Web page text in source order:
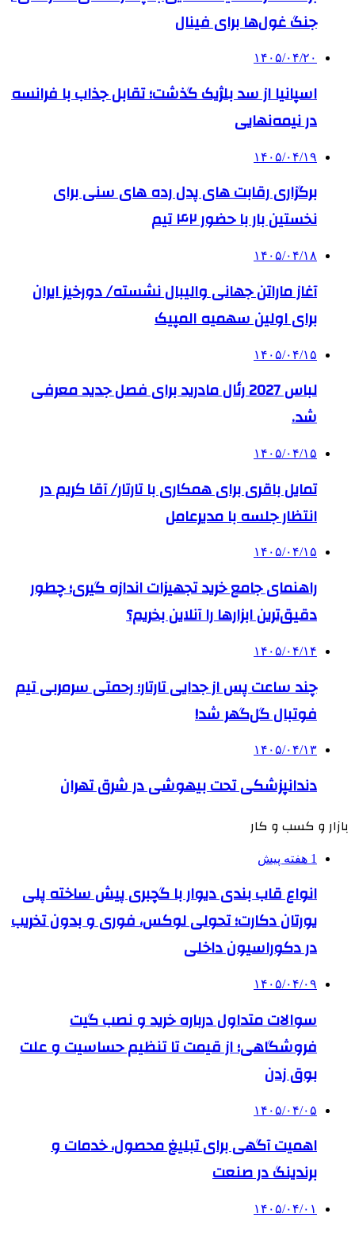
جنگ غول‌ها برای فینال
۱۴۰۵/۰۴/۲۰
اسپانیا از سد بلژیک گذشت؛ تقابل جذاب با فرانسه
در نیمه‌نهایی
۱۴۰۵/۰۴/۱۹
برگزاری رقابت های پدل رده های سنی برای
نخستین بار با حضور ۴۲ تیم
۱۴۰۵/۰۴/۱۸
آغاز ماراتن جهانی والیبال نشسته/ دورخیز ایران
برای اولین سهمیه المپیک
۱۴۰۵/۰۴/۱۵
لباس 2027 رئال مادرید برای فصل جدید معرفی
شد.
۱۴۰۵/۰۴/۱۵
تمایل باقری برای همکاری با تارتار/ آقا کریم در
انتظار جلسه با مدیرعامل
۱۴۰۵/۰۴/۱۵
راهنمای جامع خرید تجهیزات اندازه گیری؛ چطور
دقیق‌ترین ابزارها را آنلاین بخریم؟
۱۴۰۵/۰۴/۱۴
چند ساعت پس از جدایی تارتار؛ رحمتی سرمربی تیم
فوتبال گل‌گهر شد!
۱۴۰۵/۰۴/۱۳
دندانپزشکی تحت بیهوشی در شرق تهران
بازار و کسب و کار
1 هفته پیش
انواع قاب بندی دیوار با گچبری پیش ساخته پلی
یورتان دکارت؛ تحولی لوکس، فوری و بدون تخریب
در دکوراسیون داخلی
۱۴۰۵/۰۴/۰۹
سوالات متداول درباره خرید و نصب گیت
فروشگاهی؛ از قیمت تا تنظیم حساسیت و علت
بوق زدن
۱۴۰۵/۰۴/۰۵
اهمیت آگهی برای تبلیغ محصول، خدمات و
برندینگ در صنعت
۱۴۰۵/۰۴/۰۱